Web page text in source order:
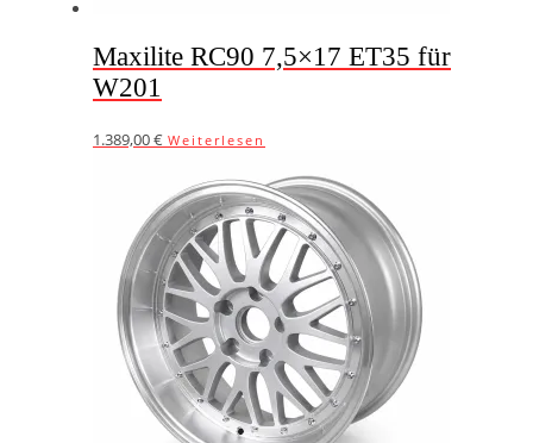
Maxilite RC90 7,5×17 ET35 für
W201
1.389,00€ Weiterlesen